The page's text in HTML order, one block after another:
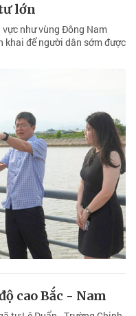
lớn
như vùng Đông Nam
để người dân sớm được
cao Bắc - Nam